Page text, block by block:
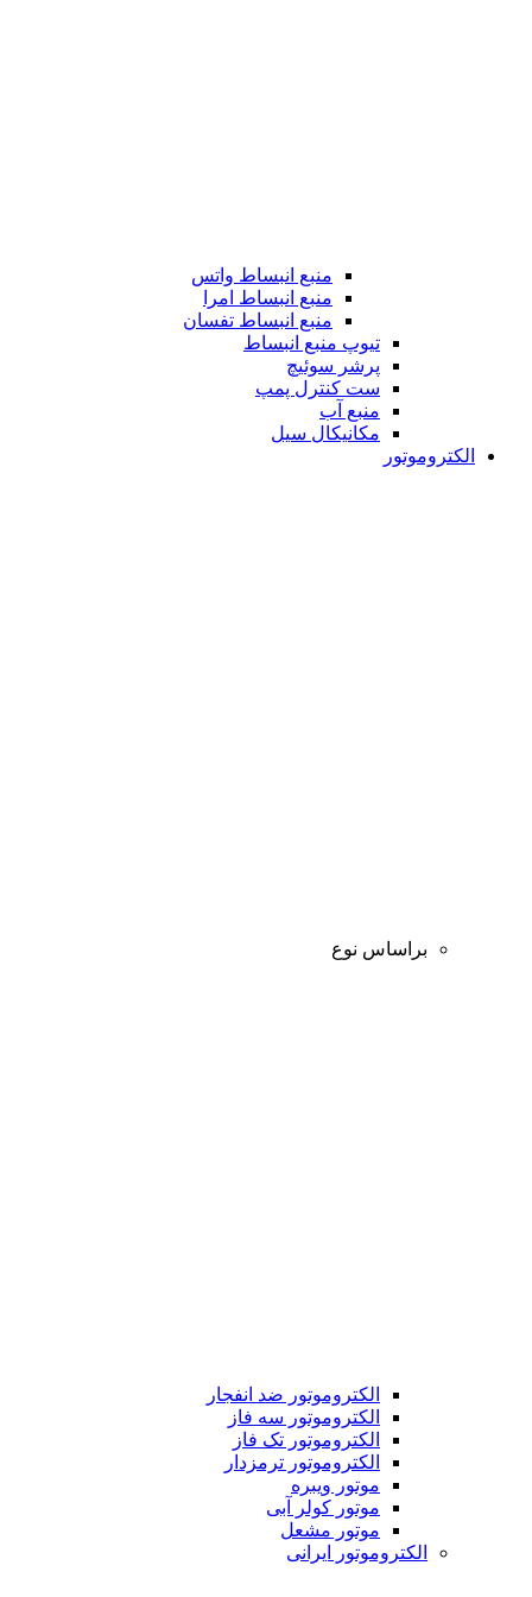
منبع انبساط واتس
منبع انبساط امرا
منبع انبساط تفسان
تیوپ منبع انبساط
پرشر سوئیچ
ست کنترل پمپ
منبع آب
مکانیکال سیل
الکتروموتور
براساس نوع
الکتروموتور ضد انفجار
الکتروموتور سه فاز
الکتروموتور تک فاز
الکتروموتور ترمزدار
موتور ویبره
موتور کولر آبی
موتور مشعل
الکتروموتور ایرانی